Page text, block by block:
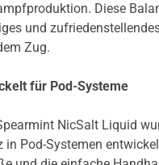
Diese
und
Zug.
für Pod-Systeme
NicSalt Liquid
in Pod-Systemen